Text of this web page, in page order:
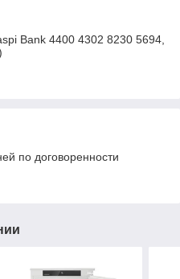
Bank 4400 4302 8230 5694,
по договоренности